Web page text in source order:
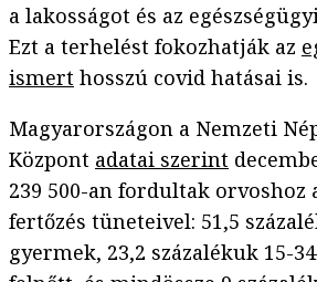
a lakosságot és az
Ezt a terhelést fokozhatják az
ismert hosszú covid hatásai is.
Magyarországon a Nemzeti
Központ adatai szerint
239 500-an fordultak
fertőzés tüneteivel: 51,5
gyermek, 23,2 százalékuk 15-